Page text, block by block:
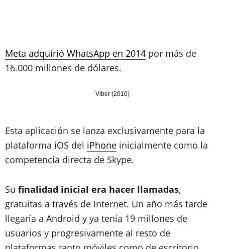
Meta adquirió WhatsApp en 2014 por más de
16.000 millones de dólares.
Viber (2010)
Esta aplicación se lanza exclusivamente para la
plataforma iOS del iPhone inicialmente como la
competencia directa de Skype.
Su finalidad inicial era hacer llamadas,
gratuitas a través de Internet. Un año más tarde
llegaría a Android y ya tenía 19 millones de
usuarios y progresivamente al resto de